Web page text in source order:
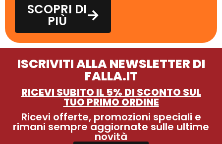
SCOPRI DI
PIÙ
ISCRIVITI ALLA NEWSLETTER DI
FALLA.IT
RICEVI SUBITO IL 5% DI SCONTO SUL
TUO PRIMO ORDINE
Ricevi offerte, promozioni speciali e
rimani sempre aggiornate sulle ultime
novità